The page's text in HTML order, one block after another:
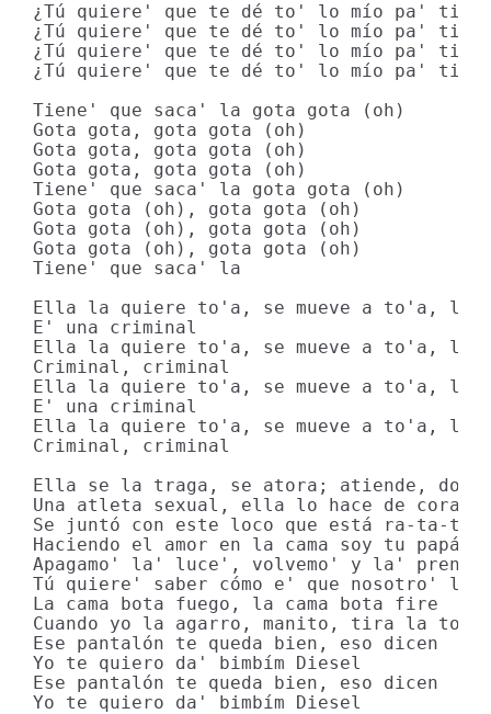
¿Tú quiere' que te dé to' lo mío pa' ti?
¿Tú quiere' que te dé to' lo mío pa' ti?
¿Tú quiere' que te dé to' lo mío pa' ti?
¿Tú quiere' que te dé to' lo mío pa' ti?
Tiene' que saca' la gota gota (oh)
Gota gota, gota gota (oh)
Gota gota, gota gota (oh)
Gota gota, gota gota (oh)
Tiene' quе saca' la gota gota (oh)
Gota gota (oh), gota gota (oh)
Gota gota (oh), gota gota (oh)
Gota gota (oh), gota gota (oh)
Tiene' que saca' la
Ella la quiеre to'a, se mueve a to'a, la
E' una criminal
Ella la quiere to'a, se mueve a to'a, la
Criminal, criminal
Ella la quiere to'a, se mueve a to'a, la
E' una criminal
Ella la quiere to'a, se mueve a to'a, la
Criminal, criminal
Ella se la traga, se atora; atiende,
Una atleta sexual, ella lo hace de cora
Se juntó con este loco que está ra-ta-tá
Haciendo el amor en la cama soy tu papá
Apagamo' la' luce', volvemo' y la'
Tú quiere' saber cómo e' que nosotro' lo
La cama bota fuego, la cama bota fire
Cuando yo la agarro, manito, tira la
Ese pantalón te queda bien, eso dicen
Yo te quiero da' bimbím Diesel
Ese pantalón te queda bien, eso dicen
Yo te quiero da' bimbím Diesel